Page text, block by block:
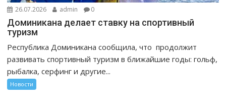
26.07.2026 admin 0
Доминикана делает ставку на спортивный
туризм
Республика Доминикана сообщила, что продолжит
развивать спортивный туризм в ближайшие годы: гольф,
рыбалка, серфинг и другие...
Новости